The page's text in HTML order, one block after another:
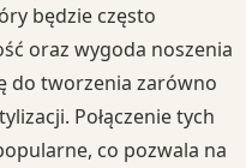
będzie często
oraz wygoda noszenia
do tworzenia zarówno
Połączenie tych
co pozwala na